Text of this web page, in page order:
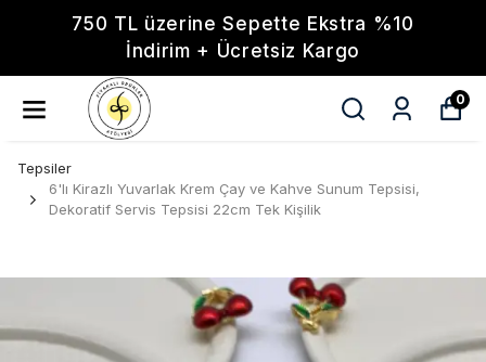
750 TL üzerine Sepette Ekstra %10
İndirim + Ücretsiz Kargo
0
Tepsiler
6'lı Kirazlı Yuvarlak Krem Çay ve Kahve Sunum Tepsisi,
Dekoratif Servis Tepsisi 22cm Tek Kişilik